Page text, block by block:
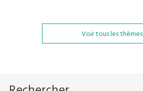
Voir tous les thèmes